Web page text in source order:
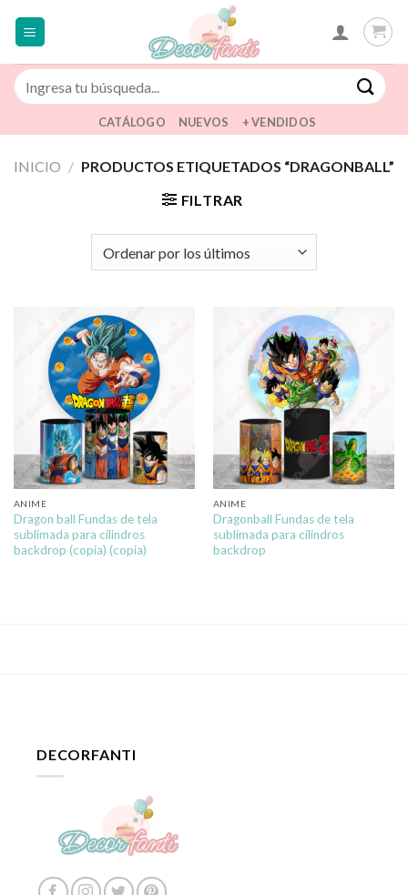
Buscar
por:
CATÁLOGO NUEVOS + VENDIDOS
INICIO / PRODUCTOS ETIQUETADOS “DRAGONBALL”
FILTRAR
ANIME
Dragon ball Fundas de tela
sublimada para cilindros
backdrop (copia) (copia)
ANIME
Dragonball Fundas de tela
sublimada para cilindros
backdrop
DECORFANTI